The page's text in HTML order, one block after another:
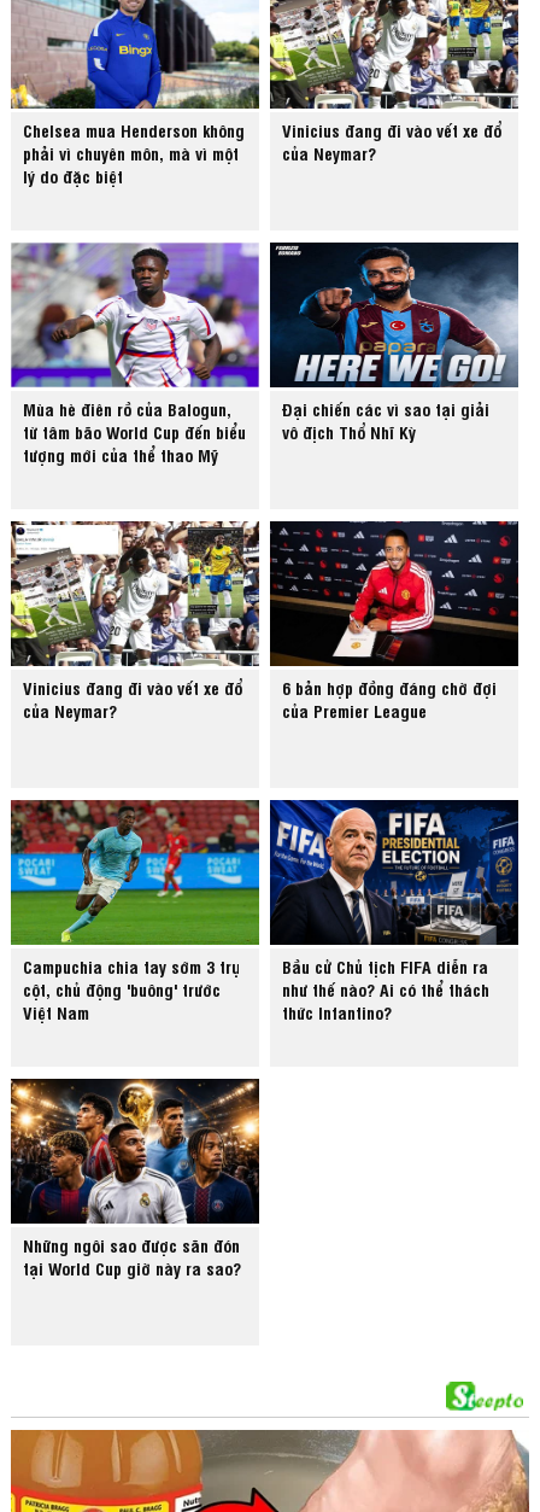
Chelsea mua Henderson không
phải vì chuyên môn, mà vì một
lý do đặc biệt
Vinicius đang đi vào vết xe đổ
của Neymar?
Mùa hè điên rồ của Balogun,
từ tâm bão World Cup đến biểu
tượng mới của thể thao Mỹ
Đại chiến các vì sao tại giải
vô địch Thổ Nhĩ Kỳ
Vinicius đang đi vào vết xe đổ
của Neymar?
6 bản hợp đồng đáng chờ đợi
của Premier League
Campuchia chia tay sớm 3 trụ
cột, chủ động 'buông' trước
Việt Nam
Bầu cử Chủ tịch FIFA diễn ra
như thế nào? Ai có thể thách
thức Infantino?
Những ngôi sao được săn đón
tại World Cup giờ này ra sao?